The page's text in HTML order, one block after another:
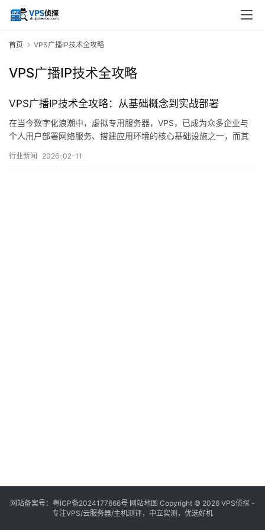
首页 VPS广播IP技术全攻略
VPS广播IP技术全攻略
VPS广播IP技术全攻略：从基础概念到实战部署
在当今数字化浪潮中，虚拟专用服务器，VPS，已成为众多企业与
个人用户部署网络服务、搭建应用环境的核心基础设施之一，而其
案，正逐渐进入更多技术从业者的视野，本文旨在系统性地梳理该
行业新闻 2026-02-11
网站备案号： 粤ICP备2024177666号 网站地图 Copyright © 2026 VPS侦探 -
专注VPS/云服务器/主机测评，中立实测，优选好机